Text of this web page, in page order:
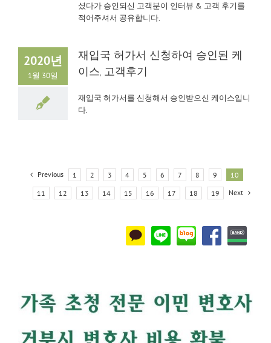
셨다가 승인되신 고객분이 인터뷰 & 고객 후기를
적어주셔서 공유합니다.
2020년
1월 30일
재입국 허가서 신청하여 승인된 케
이스, 고객후기
재입국 허가서를 신청해서 승인받으신 케이스입니
다.
Previous 1 2 3 4 5 6 7 8 9
10
11
12 13 14 15 16 17 18 19 Next